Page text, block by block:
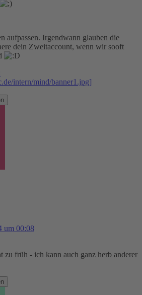
aufpassen. Irgendwann glauben die
dein Zweitaccount, wenn wir sooft
intern/mind/banner1.jpg]
um 00:08
zu früh - ich kann auch ganz herb anderer